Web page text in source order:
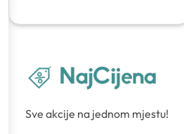
Sve akcije na jednom mjestu!